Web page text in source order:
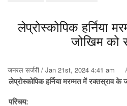
लेप्रोस्कोपिक हर्निया
जोखिम को
जनरल सर्जरी / Jan 21st, 2024 4:41 am
लेप्रोस्कोपिक हर्निया मरम्मत में रक्तस्राव
परिचय: